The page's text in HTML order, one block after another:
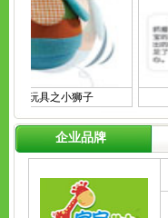
童玩具之小狮子
企业品牌